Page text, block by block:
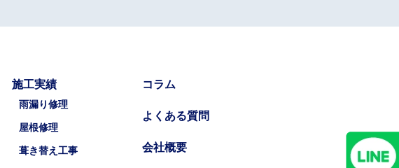
施工実績
雨漏り修理
屋根修理
葺き替え工事
コラム
よくある質問
会社概要